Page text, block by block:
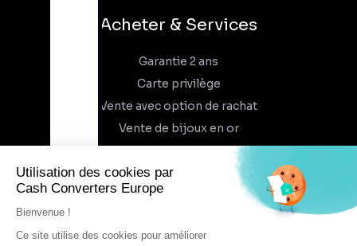
Acheter & Services
Garantie 2 ans
Carte privilège
Vente avec option de rachat
Vente de bijoux en or
À propos
Recrutement